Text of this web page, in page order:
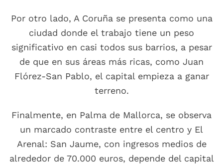
Por otro lado, A Coruña se presenta como una
ciudad donde el trabajo tiene un peso
significativo en casi todos sus barrios, a pesar
de que en sus áreas más ricas, como Juan
Flórez-San Pablo, el capital empieza a ganar
terreno.
Finalmente, en Palma de Mallorca, se observa
un marcado contraste entre el centro y El
Arenal: San Jaume, con ingresos medios de
alrededor de 70.000 euros, depende del capital